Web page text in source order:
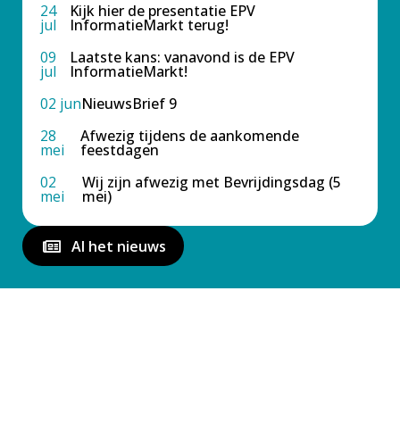
24
jul
Kijk hier de presentatie EPV
InformatieMarkt terug!
09
jul
Laatste kans: vanavond is de EPV
InformatieMarkt!
02 junNieuwsBrief 9
28
mei
Afwezig tijdens de aankomende
feestdagen
02
mei
Wij zijn afwezig met Bevrijdingsdag (5
mei)
Al het nieuws